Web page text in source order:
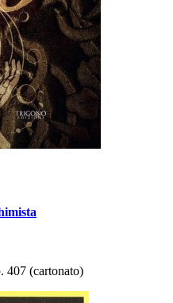
407 (cartonato)